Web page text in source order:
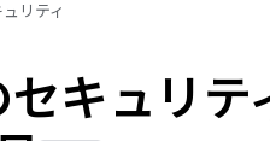
リティ
キュリテ